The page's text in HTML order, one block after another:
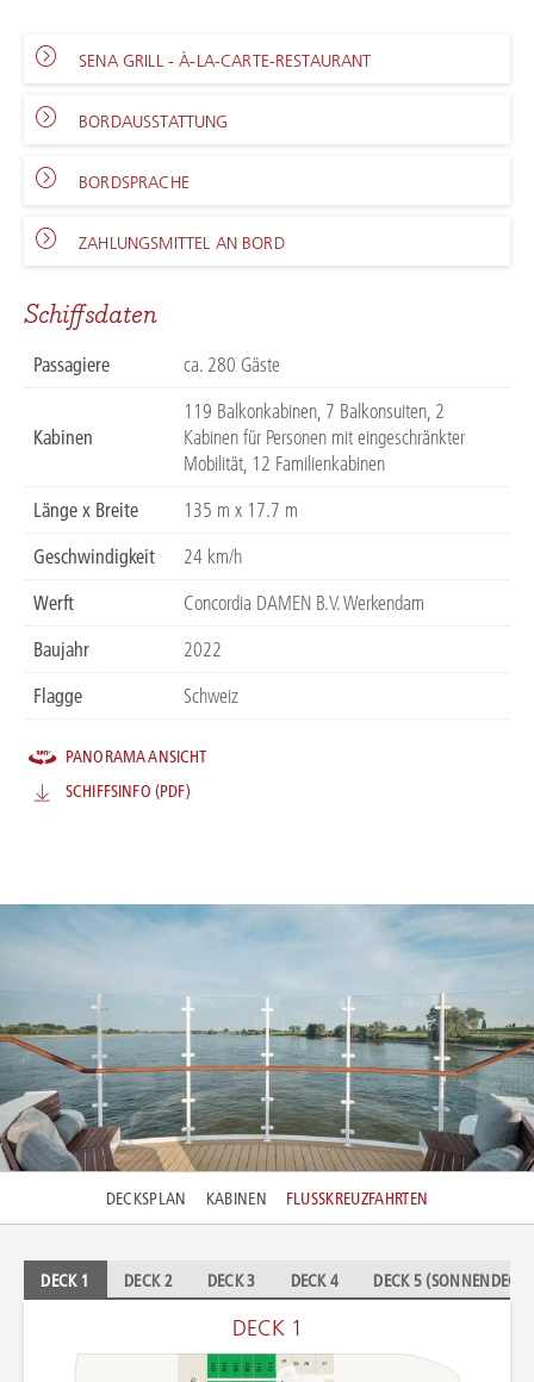
SENA GRILL - À-LA-CARTE-RESTAURANT
BORDAUSSTATTUNG
BORDSPRACHE
ZAHLUNGSMITTEL AN BORD
Schiffsdaten
Passagiere ca. 280 Gäste
Kabinen
119 Balkonkabinen, 7 Balkonsuiten, 2
Kabinen für Personen mit eingeschränkter
Mobilität, 12 Familienkabinen
Länge x Breite
135 m x 17.7 m
Geschwindigkeit
24 km/h
Werft
Concordia DAMEN B.V. Werkendam
Baujahr
2022
Flagge
Schweiz
PANORAMA ANSICHT
SCHIFFSINFO (PDF)
Foto: A-ROSA SENA, Christian Kretschmar für JOI-Design
DECKSPLAN KABINEN FLUSSKREUZFAHRTEN
DECK 1 DECK 2 DECK 3 DECK 4 DECK 5 (SONNENDECK)
DECK 1